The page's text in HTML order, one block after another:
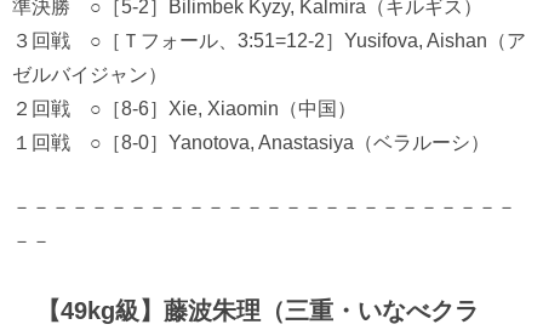
準決勝 ○［5-2］Bilimbek Kyzy, Kalmira（キルギス）
３回戦 ○［Ｔフォール、3:51=12-2］Yusifova, Aishan（ア
ゼルバイジャン）
２回戦 ○［8-6］Xie, Xiaomin（中国）
１回戦 ○［8-0］Yanotova, Anastasiya（ベラルーシ）
－－－－－－－－－－－－－－－－－－－－－－－－－－
－－
【49kg級】藤波朱理（三重・いなべクラ